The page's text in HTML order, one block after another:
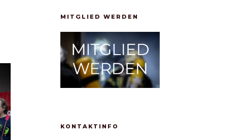
MITGLIED WERDEN
KONTAKTINFO